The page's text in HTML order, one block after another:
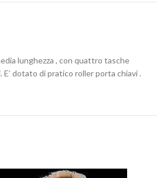
lunghezza , con quattro tasche
dotato di pratico roller porta chiavi .